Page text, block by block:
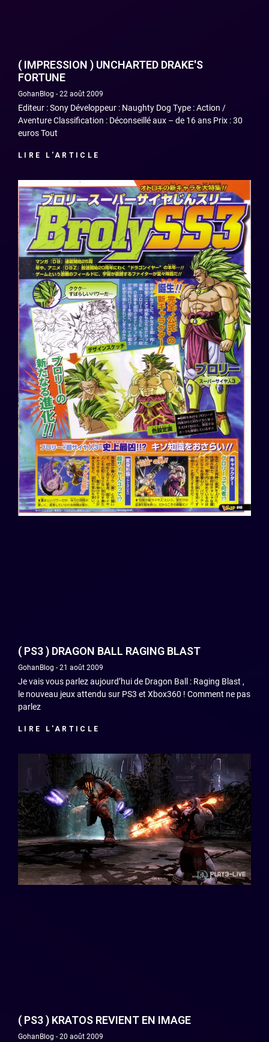
( IMPRESSION ) UNCHARTED DRAKE'S
FORTUNE
GohanBlog 22 août 2009
Editeur : Sony Développeur : Naughty Dog Type : Action /
Aventure Classification : Déconseillé aux – de 16 ans Prix : 30
euros Tout
LIRE L'ARTICLE
( PS3 ) DRAGON BALL RAGING BLAST
GohanBlog 21 août 2009
Je vais vous parlez aujourd’hui de Dragon Ball : Raging Blast ,
le nouveau jeux attendu sur PS3 et Xbox360 ! Comment ne pas
parlez
LIRE L'ARTICLE
( PS3 ) KRATOS REVIENT EN IMAGE
GohanBlog 20 août 2009